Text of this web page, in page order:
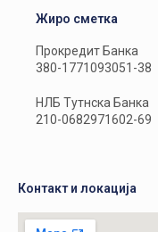
Жиро сметка
Прокредит Банка
380-1771093051-38
НЛБ Тутнска Банка
210-0682971602-69
Контакт и локација